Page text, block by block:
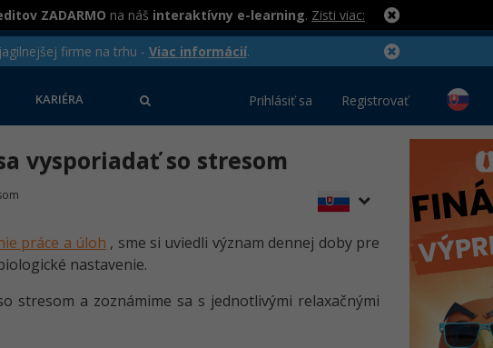
ZADARMO na náš interaktívny e-learning. Zisti viac:
firme na trhu - Viac informácií.
KARIÉRA Prihlásiť sa Registrovať
vysporiadať so stresom
práce a úloh , sme si uviedli význam dennej doby pre
nastavenie.
stresom a zoznámime sa s jednotlivými relaxačnými